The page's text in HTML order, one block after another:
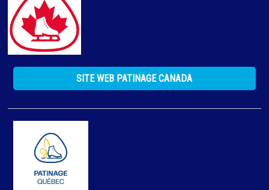
SITE WEB PATINAGE CANADA